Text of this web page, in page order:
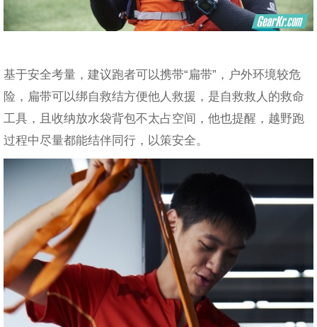
基于安全考量，建议跑者可以携带“扁带”，户外环境较危
险，扁带可以绑自救结方便他人救援，是自救救人的救命
工具，且收纳放水袋背包不太占空间，他也提醒，越野跑
过程中尽量都能结伴同行，以策安全。